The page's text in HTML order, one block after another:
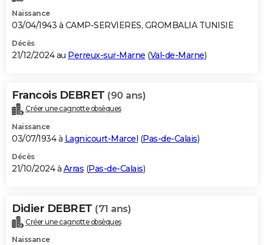
Naissance
03/04/1943 à CAMP-SERVIERES, GROMBALIA TUNISIE
Décès
21/12/2024 au Perreux-sur-Marne (Val-de-Marne)
Francois DEBRET (90 ans)
Créer une cagnotte obsèques
Naissance
03/07/1934 à Lagnicourt-Marcel (Pas-de-Calais)
Décès
21/10/2024 à Arras (Pas-de-Calais)
Didier DEBRET (71 ans)
Créer une cagnotte obsèques
Naissance